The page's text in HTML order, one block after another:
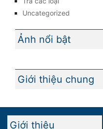
Uncategorized
Ảnh nổi bật
Giới thiệu chung
Giới thiệu